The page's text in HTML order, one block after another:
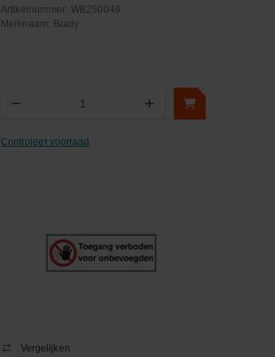
Artikelnummer: WB250049
Merknaam: Brady
− +
Controleer voorraad
Vergelijken